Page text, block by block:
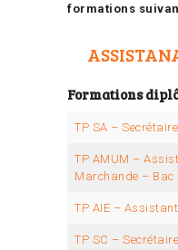
formations
Formations
TP SA –
TP AMUM –
Marchande – Bac
TP AIE –
TP SC –